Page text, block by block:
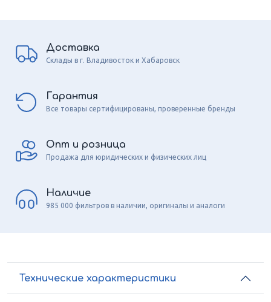
Доставка
Склады в г. Владивосток и Хабаровск
Гарантия
Все товары сертифицированы, проверенные бренды
Опт и розница
Продажа для юридических и физических лиц
Наличие
985 000 фильтров в наличии, оригиналы и аналоги
Технические характеристики